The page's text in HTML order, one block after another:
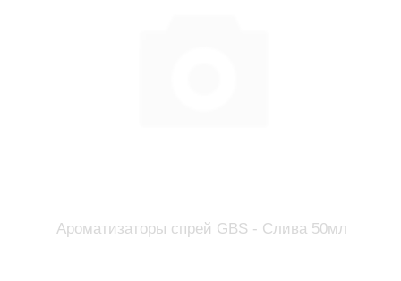
Ароматизаторы спрей GBS - Слива 50мл